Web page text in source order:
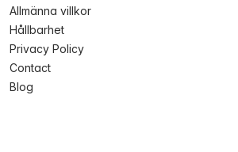
Allmänna villkor
Hållbarhet
Privacy Policy
Contact
Blog